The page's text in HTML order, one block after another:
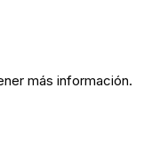
más información.